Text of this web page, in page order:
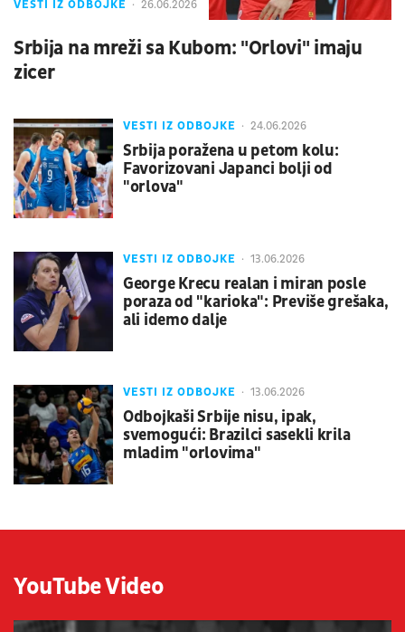
VESTI IZ ODBOJKE 26.06.2026
Srbija na mreži sa Kubom: "Orlovi" imaju
zicer
VESTI IZ ODBOJKE 24.06.2026
Srbija poražena u petom kolu:
Favorizovani Japanci bolji od
"orlova"
VESTI IZ ODBOJKE 13.06.2026
George Krecu realan i miran posle
poraza od "karioka": Previše grešaka,
ali idemo dalje
VESTI IZ ODBOJKE 13.06.2026
Odbojkaši Srbije nisu, ipak,
svemogući: Brazilci sasekli krila
mladim "orlovima"
YouTube Video